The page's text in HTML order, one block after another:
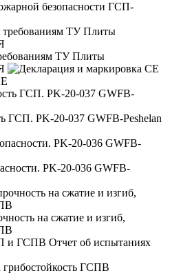
безопасности ГСП-
ТУ Плиты
ГСП. PK-20-037 GWFB-Peshelan
PK-20-036 GWFB-
на сжатие и изгиб,
Отчет об испытаниях